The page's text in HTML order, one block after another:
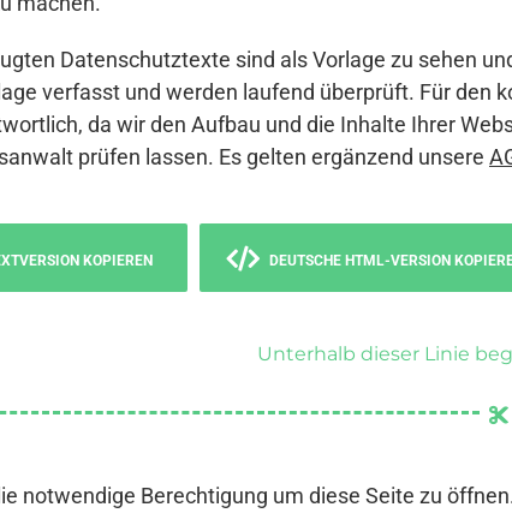
Datenschutztexte sind als Vorlage zu sehen
verfasst und werden laufend überprüft. Für den
da wir den Aufbau und die Inhalte Ihrer
prüfen lassen. Es gelten ergänzend unsere
KOPIEREN DEUTSCHE HTML-VERSION
Unterhalb dieser Linie
notwendige Berechtigung um diese Seite zu